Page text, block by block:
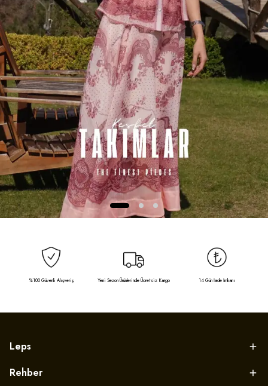
%100 Güvenli Alışveriş Yeni Sezon Ürünlerinde Ücretsiz Kargo 14 Gün İade İmkanı
Leps
Rehber